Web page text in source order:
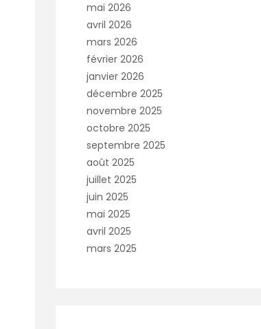
mai 2026
avril 2026
mars 2026
février 2026
janvier 2026
décembre 2025
novembre 2025
octobre 2025
septembre 2025
août 2025
juillet 2025
juin 2025
mai 2025
avril 2025
mars 2025